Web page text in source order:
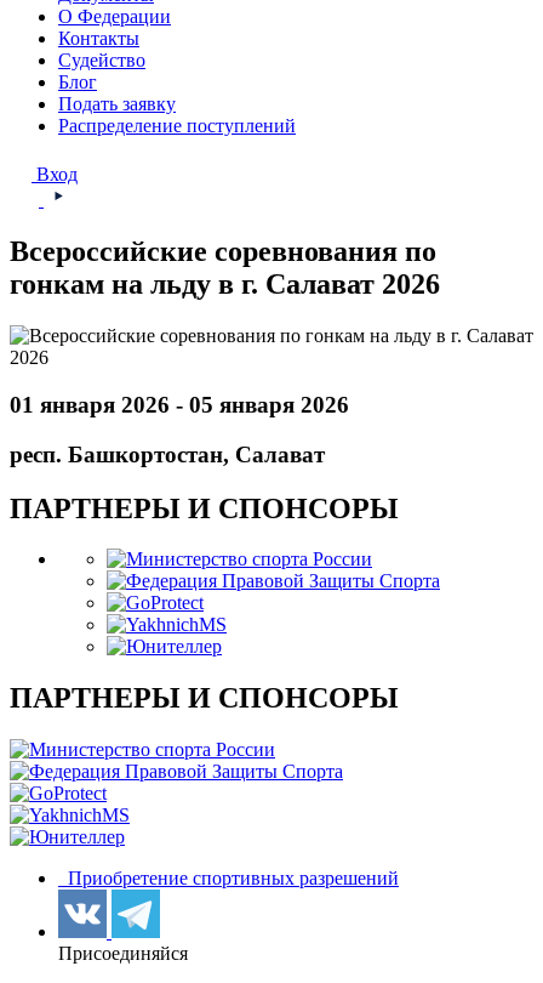
О Федерации
Контакты
Судейство
Блог
Подать заявку
Распределение поступлений
Вход
Всероссийские соревнования по
гонкам на льду в г. Салават 2026
01 января 2026 - 05 января 2026
респ. Башкортостан, Салават
ПАРТНЕРЫ И СПОНСОРЫ
ПАРТНЕРЫ И СПОНСОРЫ
Приобретение спортивных разрешений
Присоединяйся